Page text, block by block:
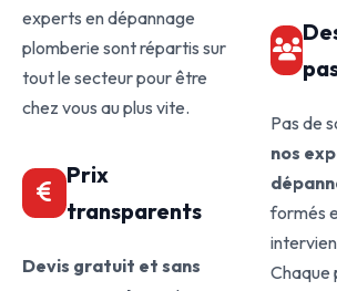
experts en dépannage
plomberie sont répartis sur
tout le secteur pour être
chez vous au plus vite.
Prix
transparents
Devis gratuit et sans
Pas de
nos
formés
Chaque